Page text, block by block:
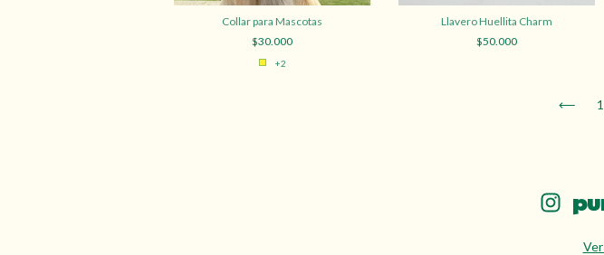
Collar para Mascotas
$30.000
+2
Llavero Huellita Charm
$50.000
1